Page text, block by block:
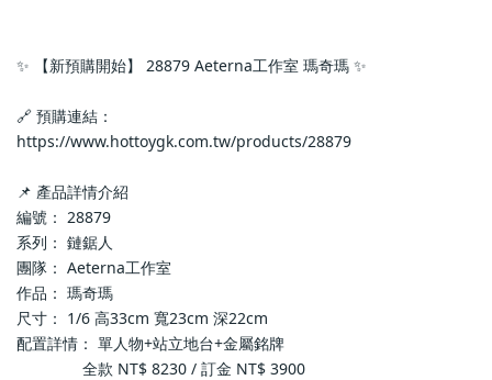
✨ 【新預購開始】 28879 Aeterna工作室 瑪奇瑪 ✨
🔗 預購連結：
https://www.hottoygk.com.tw/products/28879
📌 產品詳情介紹
編號： 28879
系列： 鏈鋸人
團隊： Aeterna工作室
作品： 瑪奇瑪
尺寸： 1/6 高33cm 寬23cm 深22cm
配置詳情： 單人物+站立地台+金屬銘牌
全款 NT$ 8230 / 訂金 NT$ 3900